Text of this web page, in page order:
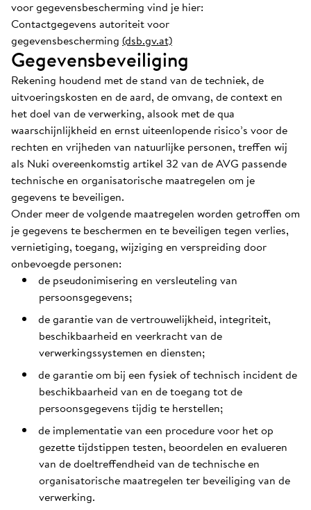
voor gegevensbescherming vind je hier:
Contactgegevens autoriteit voor
gegevensbescherming (dsb.gv.at)
Gegevensbeveiliging
Rekening houdend met de stand van de techniek, de
uitvoeringskosten en de aard, de omvang, de context en
het doel van de verwerking, alsook met de qua
waarschijnlijkheid en ernst uiteenlopende risico’s voor de
rechten en vrijheden van natuurlijke personen, treffen wij
als Nuki overeenkomstig artikel 32 van de AVG passende
technische en organisatorische maatregelen om je
gegevens te beveiligen.
Onder meer de volgende maatregelen worden getroffen om
je gegevens te beschermen en te beveiligen tegen verlies,
vernietiging, toegang, wijziging en verspreiding door
onbevoegde personen:
de pseudonimisering en versleuteling van
persoonsgegevens;
de garantie van de vertrouwelijkheid, integriteit,
beschikbaarheid en veerkracht van de
verwerkingssystemen en diensten;
de garantie om bij een fysiek of technisch incident de
beschikbaarheid van en de toegang tot de
persoonsgegevens tijdig te herstellen;
de implementatie van een procedure voor het op
gezette tijdstippen testen, beoordelen en evalueren
van de doeltreffendheid van de technische en
organisatorische maatregelen ter beveiliging van de
verwerking.